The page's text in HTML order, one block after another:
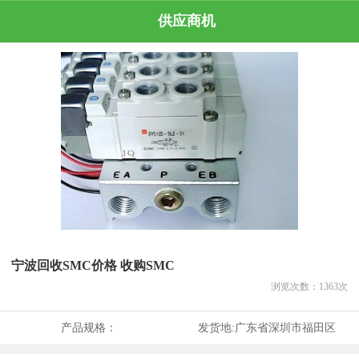
供应商机
宁波回收SMC价格 收购SMC
浏览次数： 1363次
产品规格： 发货地:广东省深圳市福田区